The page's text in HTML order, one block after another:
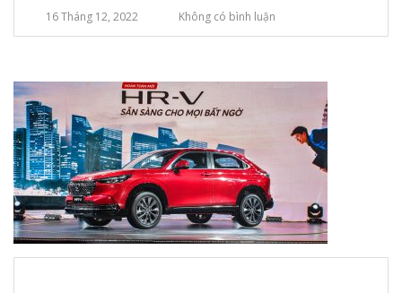
16 Tháng 12, 2022 Không có bình luận